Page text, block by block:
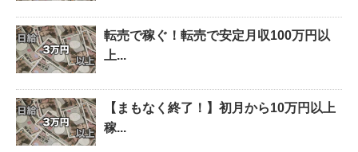
転売で稼ぐ！転売で安定月収100万円以
上...
【まもなく終了！】初月から10万円以上
稼...